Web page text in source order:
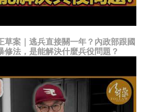
草案｜逃兵直接關一年？內政部跟國
修法，是能解決什麼兵役問題？